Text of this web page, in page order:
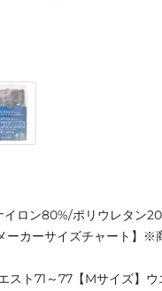
イロン80%/ポリウレタン
ーカーサイズチャート】
スト71～77【Mサイズ】